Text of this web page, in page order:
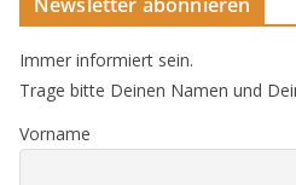
Immer informiert sein.
Trage bitte Deinen Namen und
Vorname